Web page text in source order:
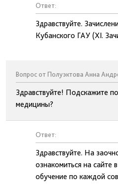
Ответ:
Здравствуйте.
Кубанского ГАУ (XI.
Вопрос от Полуэктова Анна
Здравствуйте! Подскажите
медицины?
Ответ:
Здравствуйте. На
ознакомиться на сайте
обучение по каждой